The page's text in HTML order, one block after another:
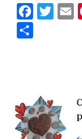
articoli